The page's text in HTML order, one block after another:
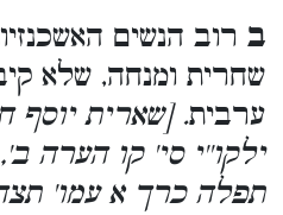
ב רוב הנשים
שחרית ומנחה, שלא
ערבית. [שארית יוסף
ילקו''י סי' קו הערה
תפלה כרך א עמו'